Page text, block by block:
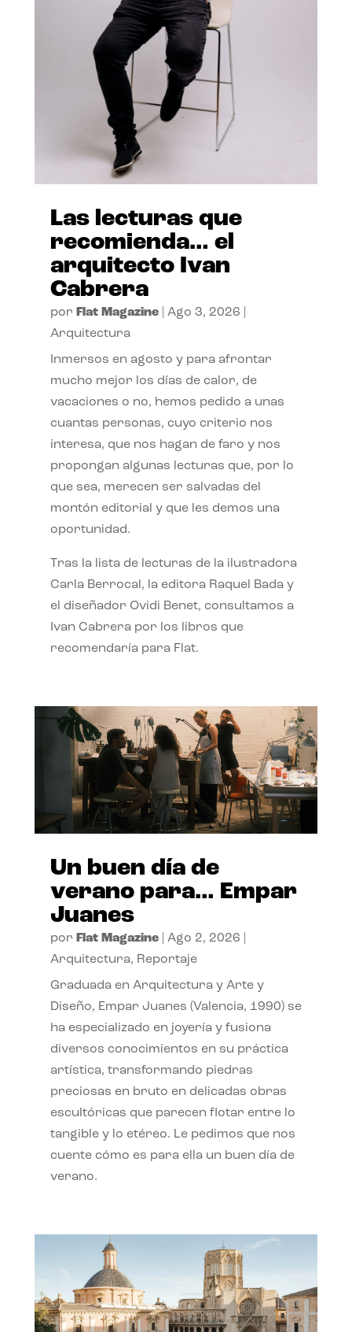
Las lecturas que
recomienda… el
arquitecto Ivan
Cabrera
por Flat Magazine| Ago 3, 2026
Arquitectura
Inmersos en agosto y para afrontar
mucho mejor los días de calor, de
vacaciones o no, hemos pedido a unas
cuantas personas, cuyo criterio nos
interesa, que nos hagan de faro y nos
propongan algunas lecturas que, por lo
que sea, merecen ser salvadas del
montón editorial y que les demos una
oportunidad.
Tras la lista de lecturas de la ilustradora
Carla Berrocal, la editora Raquel Bada y
el diseñador Ovidi Benet, consultamos a
Ivan Cabrera por los libros que
recomendaría para Flat.
Un buen día de
verano para… Empar
Juanes
por Flat Magazine| Ago 2, 2026
Arquitectura, Reportaje
Graduada en Arquitectura y Arte y
Diseño, Empar Juanes (Valencia, 1990) se
ha especializado en joyería y fusiona
diversos conocimientos en su práctica
artística, transformando piedras
preciosas en bruto en delicadas obras
escultóricas que parecen flotar entre lo
tangible y lo etéreo. Le pedimos que nos
cuente cómo es para ella un buen día de
verano.